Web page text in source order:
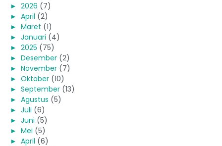
► 2026 (7)
► April (2)
► Maret (1)
► Januari (4)
► 2025 (75)
► Desember (2)
► November (7)
► Oktober (10)
► September (13)
► Agustus (5)
► Juli (6)
► Juni (5)
► Mei (5)
► April (6)